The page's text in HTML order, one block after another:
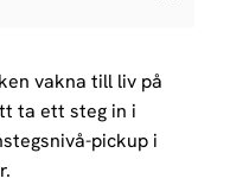
vakna till liv på
ta ett steg in i
pickup i